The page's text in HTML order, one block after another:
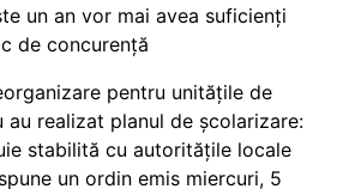
un an vor mai avea suficienți
de concurență
pentru unitățile de
au realizat planul de școlarizare:
stabilită cu autoritățile locale
un ordin emis miercuri, 5